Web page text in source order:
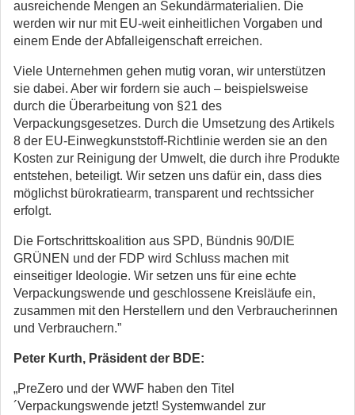
ausreichende Mengen an Sekundärmaterialien. Die
werden wir nur mit EU-weit einheitlichen Vorgaben und
einem Ende der Abfalleigenschaft erreichen.
Viele Unternehmen gehen mutig voran, wir unterstützen
sie dabei. Aber wir fordern sie auch – beispielsweise
durch die Überarbeitung von §21 des
Verpackungsgesetzes. Durch die Umsetzung des Artikels
8 der EU-Einwegkunststoff-Richtlinie werden sie an den
Kosten zur Reinigung der Umwelt, die durch ihre Produkte
entstehen, beteiligt. Wir setzen uns dafür ein, dass dies
möglichst bürokratiearm, transparent und rechtssicher
erfolgt.
Die Fortschrittskoalition aus SPD, Bündnis 90/DIE
GRÜNEN und der FDP wird Schluss machen mit
einseitiger Ideologie. Wir setzen uns für eine echte
Verpackungswende und geschlossene Kreisläufe ein,
zusammen mit den Herstellern und den Verbraucherinnen
und Verbrauchern.”
Peter Kurth, Präsident der BDE:
„PreZero und der WWF haben den Titel
´Verpackungswende jetzt! Systemwandel zur